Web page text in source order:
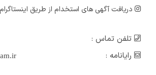
دریافت آگهی های استخدام از طریق اینستاگرام
تلفن تماس :
رایانامه :